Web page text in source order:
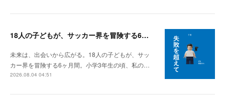
18人の子どもが、サッカー界を冒険する6ヶ月間。
未来は、出会いから広がる。18人の子どもが、サッ
カー界を冒険する6ヶ月間。小学3年生の頃、私の…
2026.08.04 04:51